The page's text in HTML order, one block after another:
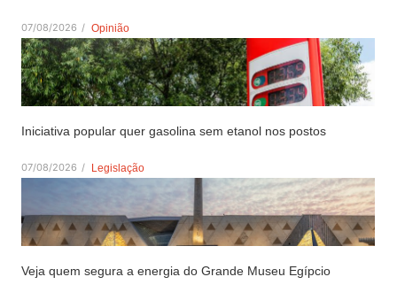
07/08/2026 / Opinião
Iniciativa popular quer gasolina sem etanol nos postos
07/08/2026 / Legislação
Veja quem segura a energia do Grande Museu Egípcio